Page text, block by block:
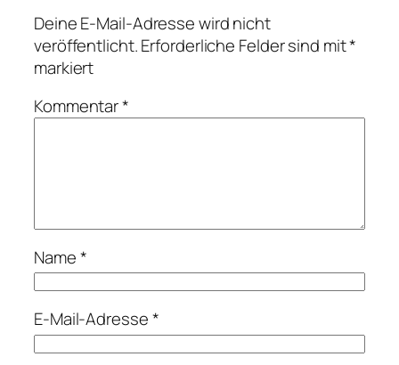
Deine E-Mail-Adresse wird nicht
veröffentlicht.Erforderliche Felder sind mit*
markiert
Kommentar*
Name*
E-Mail-Adresse*